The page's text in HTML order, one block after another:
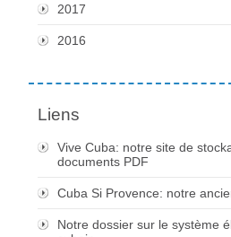
2017
2016
Liens
Vive Cuba: notre site de
documents PDF
Cuba Si Provence: notre
Notre dossier sur le système